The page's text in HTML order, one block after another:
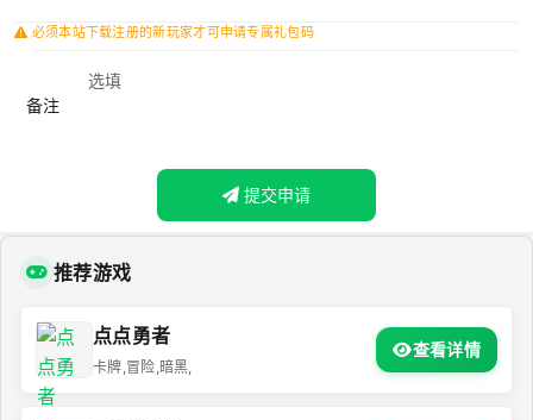
必须本站下载注册的新玩家才可申请专属礼包码
备注
提交申请
推荐游戏
点点勇者
卡牌,冒险,暗黑,
查看详情